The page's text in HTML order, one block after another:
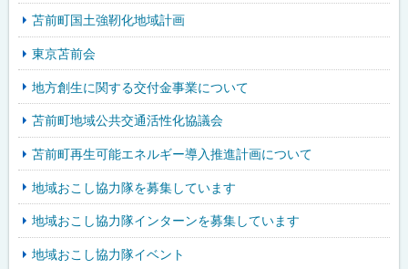
苫前町国土強靭化地域計画
東京苫前会
地方創生に関する交付金事業について
苫前町地域公共交通活性化協議会
苫前町再生可能エネルギー導入推進計画について
地域おこし協力隊を募集しています
地域おこし協力隊インターンを募集しています
地域おこし協力隊イベント